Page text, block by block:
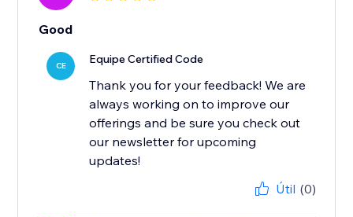
Good
CE Equipe Certified Code
Thank you for your feedback! We are
always working on to improve our
offerings and be sure you check out
our newsletter for upcoming
updates!
Útil (0)